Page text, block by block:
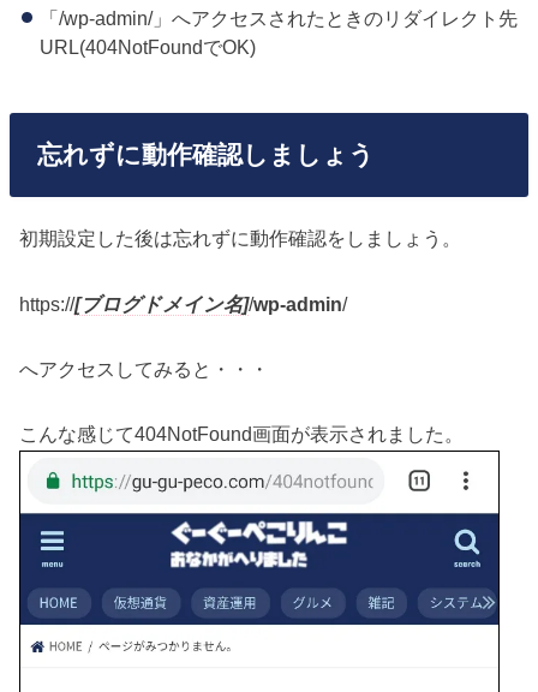
「/wp-admin/」へアクセスされたときのリダイレクト先
URL(404NotFoundでOK)
忘れずに動作確認しましょう
初期設定した後は忘れずに動作確認をしましょう。
https://[ブログドメイン名]/wp-admin/
へアクセスしてみると・・・
こんな感じて404NotFound画面が表示されました。